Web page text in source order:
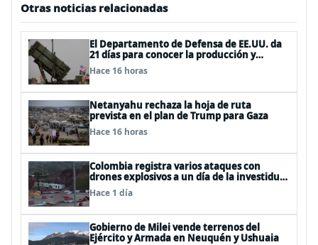
Otras noticias relacionadas
El Departamento de Defensa de EE.UU. da
21 días para conocer la producción y
entrega de armamentos
Hace 16 horas
Netanyahu rechaza la hoja de ruta
prevista en el plan de Trump para Gaza
Hace 16 horas
Colombia registra varios ataques con
drones explosivos a un día de la investidura
de De la Espriella: un policía muerto
Hace 1 día
Gobierno de Milei vende terrenos del
Ejército y Armada en Neuquén y Ushuaia